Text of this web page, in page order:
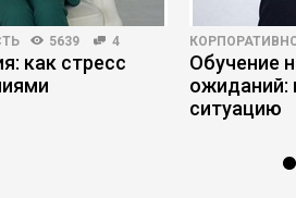
5639 4
как стресс
Обучение
ожиданий:
ситуацию